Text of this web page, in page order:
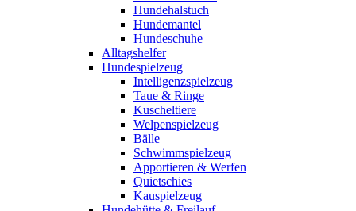
Hundehalstuch
Hundemantel
Hundeschuhe
Alltagshelfer
Hundespielzeug
Intelligenzspielzeug
Taue & Ringe
Kuscheltiere
Welpenspielzeug
Bälle
Schwimmspielzeug
Apportieren & Werfen
Quietschies
Kauspielzeug